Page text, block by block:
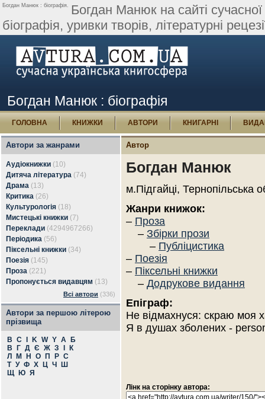
Богдан Манюк : біографія. Богдан Манюк на сайті сучасної
біографія, уривки творів, літературні
Богдан Манюк : біографія
ГОЛОВНА КНИЖКИ АВТОРИ КНИГАРНІ
Автори за жанрами
Аудіокнижки (10)
Дитяча література (74)
Драма (13)
Критика (26)
Культурологія (18)
Мистецькі книжки (7)
Переклади (4294967266)
Періодика (56)
Піксельні книжки (34)
Поезія (145)
Проза (221)
Пропонується видавцям (13)
Всі автори (336)
Автори за першою літерою
прізвища
B C K W Y А
Б
В
Г Д Є Ж З
К
Л
М Н О П Р С
Т У Ф Х Ц Ч
Ш
Щ
Ю Я
Автор
Богдан Манюк
м.Підгайці, Тернопільська
Жанри книжок:
– Проза
– Збірки прози
– Публіцистика
– Поезія
– Піксельні книжки
– Додрукове видання
Епіграф:
Не відмахнуся: скраю моя
Я в душах зболених -
Лінк на сторінку автора: